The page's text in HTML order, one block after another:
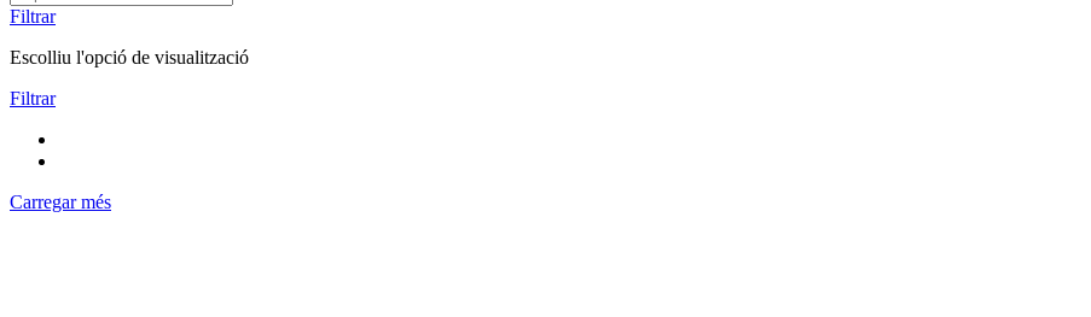
Filtrar
Escolliu l'opció de visualització
Filtrar
Carregar més